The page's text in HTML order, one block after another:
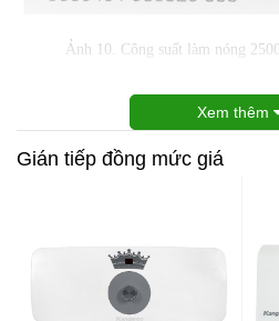
Ảnh 10. Công suất làm nóng
Xem thêm
Gián tiếp đồng mức giá